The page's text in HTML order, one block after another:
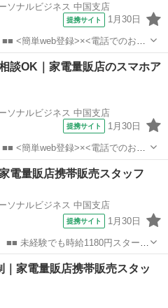
ソナルビジネス 中国支店
提携サイト 1月30日
<簡単web登録>×<電話でのお仕
可能です♪ 基本情報を入力したら
業、ラウンダー、事務のお仕事も
談OK｜家電量販店のスマホア
ソナルビジネス 中国支店
提携サイト 1月30日
<簡単web登録>×<電話でのお仕
可能です♪ 基本情報を入力したら
業、ラウンダー、事務のお仕事も
電量販店携帯販売スタッフ
ソナルビジネス 中国支店
提携サイト 1月30日
未経験でも時給1180円スタート
度もあるので、ゆくゆくは社員に
登
｜家電量販店携帯販売スタッ